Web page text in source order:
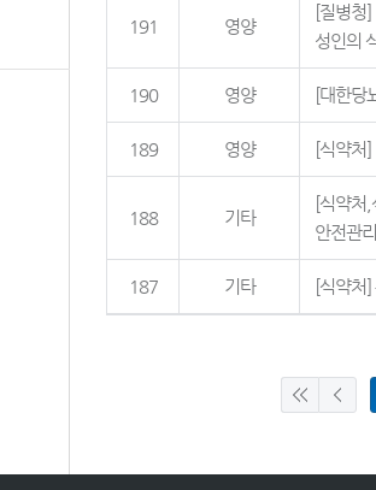
191 영양
[질병청
성인의
190 영양 [대한당
189 영양 [식약처
188 기타
[식약처
안전관
187 기타 [식약처